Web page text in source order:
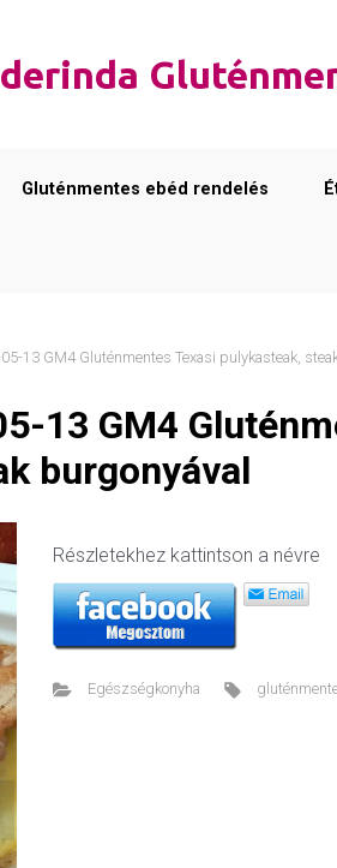
Gluténmentes ebéd rendelés
13 GM4 Gluténmentes Texasi pulykasteak,
13 GM4
burgonyával
Részletekhez kattintson a névre
Egészségkonyha